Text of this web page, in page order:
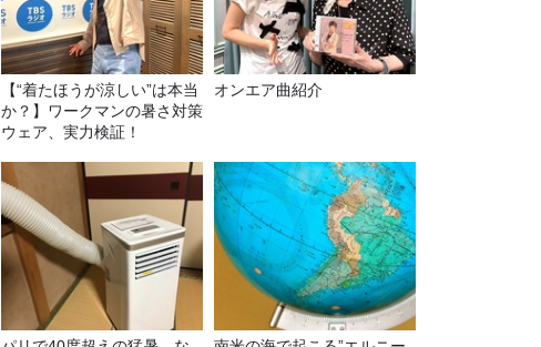
【“着たほうが涼しい”は本当
か？】ワークマンの暑さ対策
ウェア、実力検証！
オンエア曲紹介